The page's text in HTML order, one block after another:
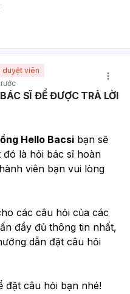
duyệt viên
SĨ ĐỂ ĐƯỢC TRẢ LỜI
Hello Bacsi bạn sẽ
là hỏi bác sĩ hoàn
viên bạn vui lòng
các câu hỏi của các
đầy đủ thông tin nhất,
dẫn đặt câu hỏi
đặt câu hỏi bạn nhé!